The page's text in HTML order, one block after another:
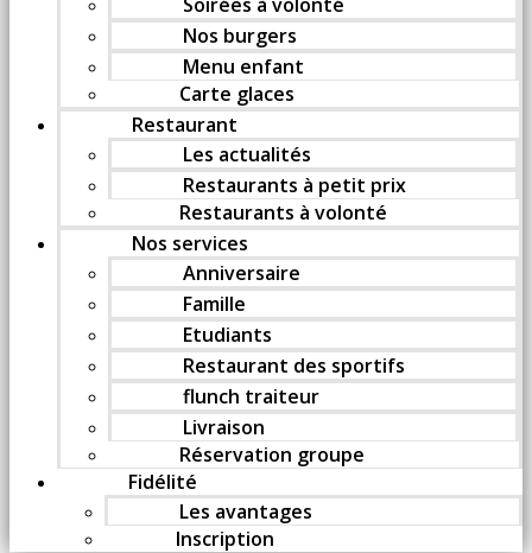
Nos burgers
Menu enfant
Carte glaces
Restaurant
Les actualités
Restaurants à petit prix
Restaurants à volonté
Nos services
Anniversaire
Famille
Etudiants
Restaurant des sportifs
flunch traiteur
Livraison
Réservation groupe
Fidélité
Les avantages
Inscription